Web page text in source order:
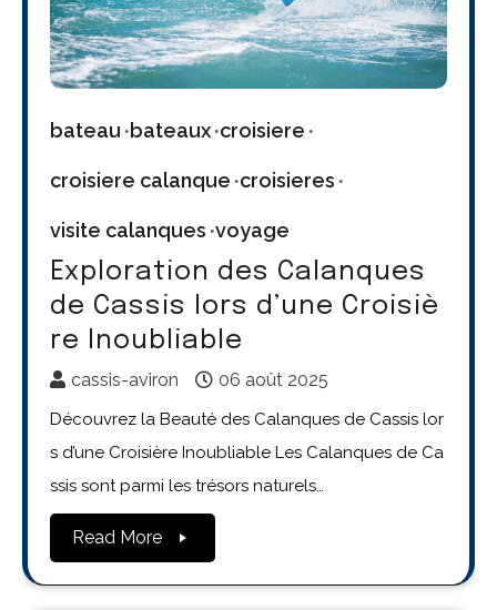
bateau bateaux croisiere
croisiere calanque croisieres
visite calanques voyage
Exploration des Calanques
de Cassis lors d’une Croisiè
re Inoubliable
cassis-aviron 06 août 2025
Découvrez la Beauté des Calanques de Cassis lor
s d’une Croisière Inoubliable Les Calanques de Ca
ssis sont parmi les trésors naturels…
Read More